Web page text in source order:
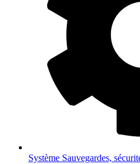
Système Sauvegardes,